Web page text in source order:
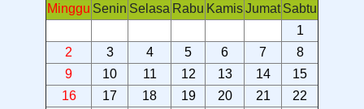
Minggu Senin Selasa Rabu KamisJumat Sabtu
1
2
3 4 5 6 7
8
9
10 11 12 13 14
15
16
17 18 19 20 21
22